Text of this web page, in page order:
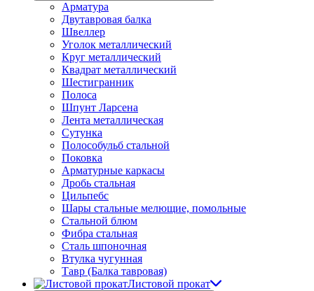
Арматура
Двутавровая балка
Швеллер
Уголок металлический
Круг металлический
Квадрат металлический
Шестигранник
Полоса
Шпунт Ларсена
Лента металлическая
Сутунка
Полособульб стальной
Поковка
Арматурные каркасы
Дробь стальная
Цильпебс
Шары стальные мелющие, помольные
Стальной блюм
Фибра стальная
Сталь шпоночная
Втулка чугунная
Тавр (Балка тавровая)
Листовой прокат